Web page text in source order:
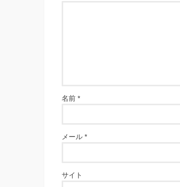
名前 *
メール *
サイト